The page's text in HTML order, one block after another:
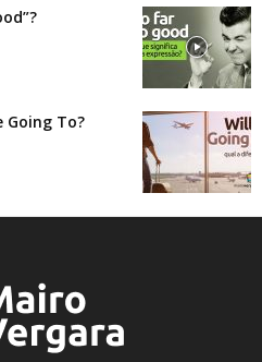
Going To?